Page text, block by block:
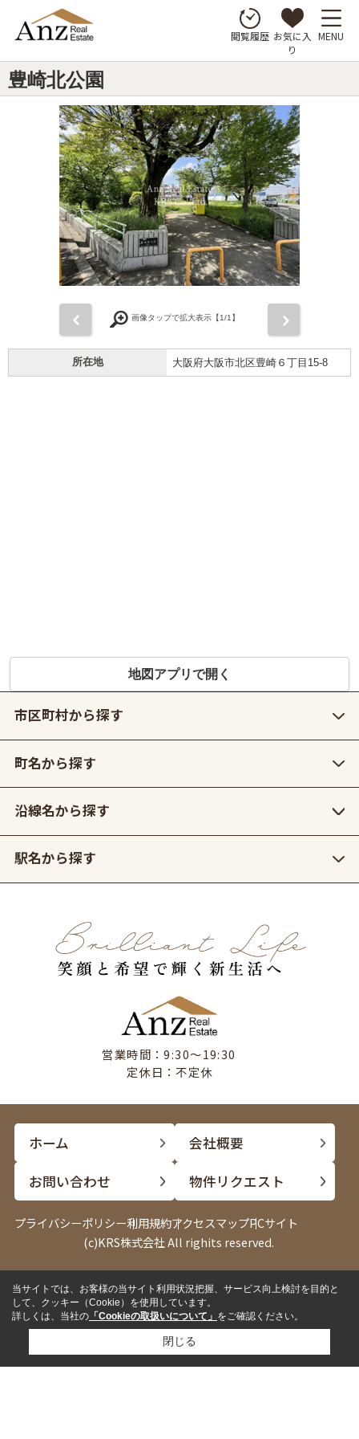
閲覧履歴 お気に入
り
MENU
豊崎北公園
画像タップで拡大表示【1/1】
所在地 大阪府大阪市北区豊崎６丁目15-8
地図アプリで開く
市区町村から探す
町名から探す
沿線名から探す
駅名から探す
営業時間：9:30〜19:30
定休日：不定休
ホーム
会社概要
お問い合わせ
物件リクエスト
プライバシーポリシー利用規約アクセスマップPCサイト
(c)KRS株式会社 All righits reserved.
電話 LINE
来店予約 ✓来店して相談したい
✓内見したい物件がある
当サイトでは、お客様の当サイト利用状況把握、サービス向上検討を目的と
して、クッキー（Cookie）を使用しています。
詳しくは、当社の 「Cookieの取扱いについて」 をご確認ください。
閉じる